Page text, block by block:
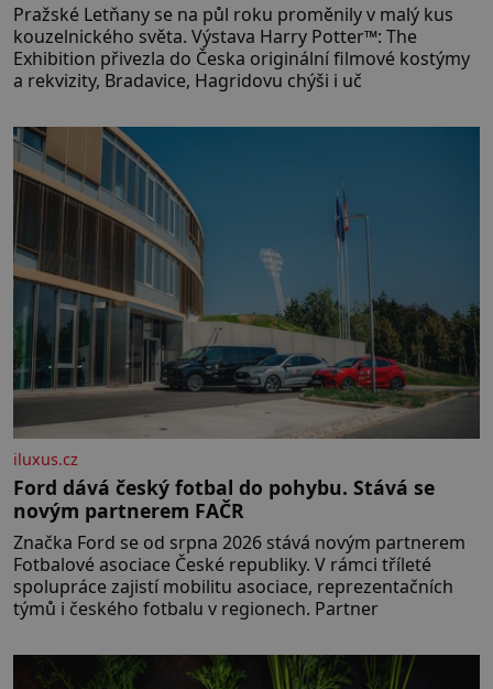
Pražské Letňany se na půl roku proměnily v malý kus
kouzelnického světa. Výstava Harry Potter™: The
Exhibition přivezla do Česka originální filmové kostýmy
a rekvizity, Bradavice, Hagridovu chýši i uč
iluxus.cz
Ford dává český fotbal do pohybu. Stává se
novým partnerem FAČR
Značka Ford se od srpna 2026 stává novým partnerem
Fotbalové asociace České republiky. V rámci tříleté
spolupráce zajistí mobilitu asociace, reprezentačních
týmů i českého fotbalu v regionech. Partner